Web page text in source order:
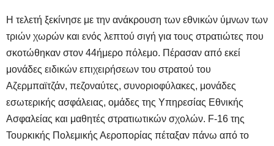
Η τελετή ξεκίνησε με την ανάκρουση των εθνικών ύμνων των
τριών χωρών και ενός λεπτού σιγή για τους στρατιώτες που
σκοτώθηκαν στον 44ήμερο πόλεμο. Πέρασαν από εκεί
μονάδες ειδικών επιχειρήσεων του στρατού του
Αζερμπαϊτζάν, πεζοναύτες, συνοριοφύλακες, μονάδες
εσωτερικής ασφάλειας, ομάδες της Υπηρεσίας Εθνικής
Ασφαλείας και μαθητές στρατιωτικών σχολών. F-16 της
Τουρκικής Πολεμικής Αεροπορίας πέταξαν πάνω από το